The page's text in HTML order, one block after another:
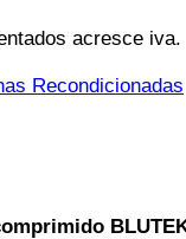
acresce iva.
Recondicionadas